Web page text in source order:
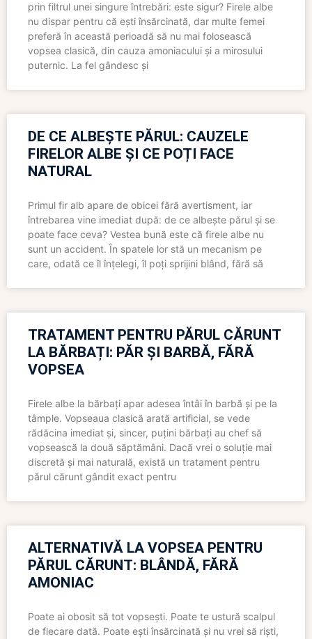
prin filtrul unei singure întrebări: este sigur? Firele albe
nu dispar pentru că ești însărcinată, dar multe femei
preferă în această perioadă să nu mai folosească
vopsea clasică, din cauza amoniacului și a mirosului
puternic. La fel gândesc și
DE CE ALBEȘTE PĂRUL: CAUZELE
FIRELOR ALBE ȘI CE POȚI FACE
NATURAL
Primul fir alb apare de obicei fără avertisment, iar
întrebarea vine imediat după: de ce albește părul și se
poate face ceva? Vestea bună este că firele albe nu
sunt un accident. În spatele lor stă un mecanism pe
care, odată ce îl înțelegi, îl poți sprijini blând, fără să
TRATAMENT PENTRU PĂRUL CĂRUNT
LA BĂRBAȚI: PĂR ȘI BARBĂ, FĂRĂ
VOPSEA
Firele albe la bărbați apar adesea întâi în barbă și pe la
tâmple. Vopseaua clasică arată artificial, se vede
rădăcina imediat și, sincer, puțini bărbați au chef să
vopsească la două săptămâni. Dacă vrei o soluție mai
discretă și mai naturală, există un tratament pentru
părul cărunt gândit exact pentru
ALTERNATIVĂ LA VOPSEA PENTRU
PĂRUL CĂRUNT: BLÂNDĂ, FĂRĂ
AMONIAC
Poate ai obosit să tot vopsești. Poate te ustură scalpul
de fiecare dată. Poate ești însărcinată și nu vrei să riști,